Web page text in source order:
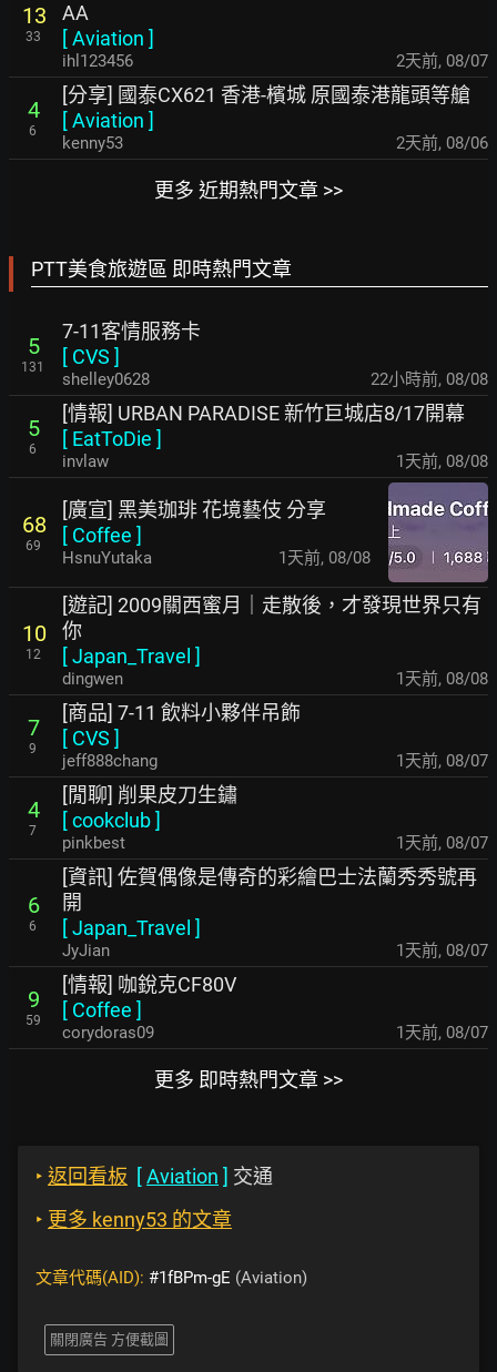
13
33
AA
[Aviation ]
ihl123456 2天前, 08/07
4
6
[分享] 國泰CX621 香港-檳城 原國泰港龍頭等艙
[Aviation ]
kenny53 2天前, 08/06
更多 近期熱門文章 >>
PTT美食旅遊區 即時熱門文章
5
131
7-11客情服務卡
[ CVS ]
shelley0628 22小時前, 08/08
5
6
[情報] URBAN PARADISE 新竹巨城店8/17開幕
[ EatToDie ]
invlaw 1天前, 08/08
68
69
[廣宣] 黑美珈琲 花境藝伎 分享
[ Coffee ]
HsnuYutaka 1天前, 08/08
10
12
[遊記] 2009關西蜜月｜走散後，才發現世界只有
你
[Japan_Travel ]
dingwen 1天前, 08/08
7
9
[商品] 7-11 飲料小夥伴吊飾
[ CVS ]
jeff888chang 1天前, 08/07
4
7
[閒聊] 削果皮刀生鏽
[cookclub]
pinkbest 1天前, 08/07
6
6
[資訊] 佐賀偶像是傳奇的彩繪巴士法蘭秀秀號再
開
[Japan_Travel ]
JyJian 1天前, 08/07
9
59
[情報] 咖銳克CF80V
[ Coffee ]
corydoras09 1天前, 08/07
更多 即時熱門文章 >>
‣ 返回看板 [Aviation ] 交通
‣ 更多 kenny53 的文章
文章代碼(AID): #1fBPm-gE (Aviation)
關閉廣告 方便截圖